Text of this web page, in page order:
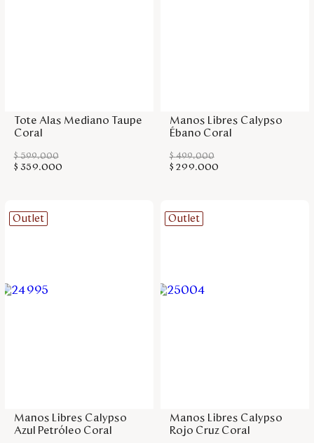
Tote Alas Mediano Taupe
Coral
$ 599.000
$ 359.000
Manos Libres Calypso
Ébano Coral
$ 499.000
$ 299.000
Outlet
Manos Libres Calypso
Azul Petróleo Coral
Outlet
Manos Libres Calypso
Rojo Cruz Coral